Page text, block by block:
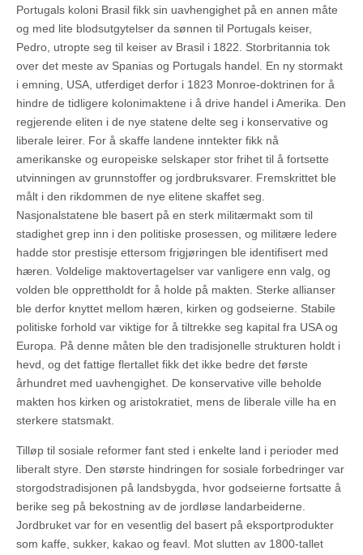
Portugals koloni Brasil fikk sin uavhengighet på en annen måte
og med lite blodsutgytelser da sønnen til Portugals keiser,
Pedro, utropte seg til keiser av Brasil i 1822. Storbritannia tok
over det meste av Spanias og Portugals handel. En ny stormakt
i emning, USA, utferdiget derfor i 1823 Monroe-doktrinen for å
hindre de tidligere kolonimaktene i å drive handel i Amerika. Den
regjerende eliten i de nye statene delte seg i konservative og
liberale leirer. For å skaffe landene inntekter fikk nå
amerikanske og europeiske selskaper stor frihet til å fortsette
utvinningen av grunnstoffer og jordbruksvarer. Fremskrittet ble
målt i den rikdommen de nye elitene skaffet seg.
Nasjonalstatene ble basert på en sterk militærmakt som til
stadighet grep inn i den politiske prosessen, og militære ledere
hadde stor prestisje ettersom frigjøringen ble identifisert med
hæren. Voldelige maktovertagelser var vanligere enn valg, og
volden ble opprettholdt for å holde på makten. Sterke allianser
ble derfor knyttet mellom hæren, kirken og godseierne. Stabile
politiske forhold var viktige for å tiltrekke seg kapital fra USA og
Europa. På denne måten ble den tradisjonelle strukturen holdt i
hevd, og det fattige flertallet fikk det ikke bedre det første
århundret med uavhengighet. De konservative ville beholde
makten hos kirken og aristokratiet, mens de liberale ville ha en
sterkere statsmakt.
Tilløp til sosiale reformer fant sted i enkelte land i perioder med
liberalt styre. Den største hindringen for sosiale forbedringer var
storgodstradisjonen på landsbygda, hvor godseierne fortsatte å
berike seg på bekostning av de jordløse landarbeiderne.
Jordbruket var for en vesentlig del basert på eksportprodukter
som kaffe, sukker, kakao og feavl. Mot slutten av 1800-tallet